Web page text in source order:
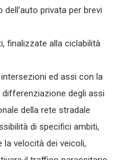
privata per brevi
finalizzate alla ciclabilità
ed assi con la
degli assi
della rete stradale
di specifici ambiti,
la velocità dei veicoli,